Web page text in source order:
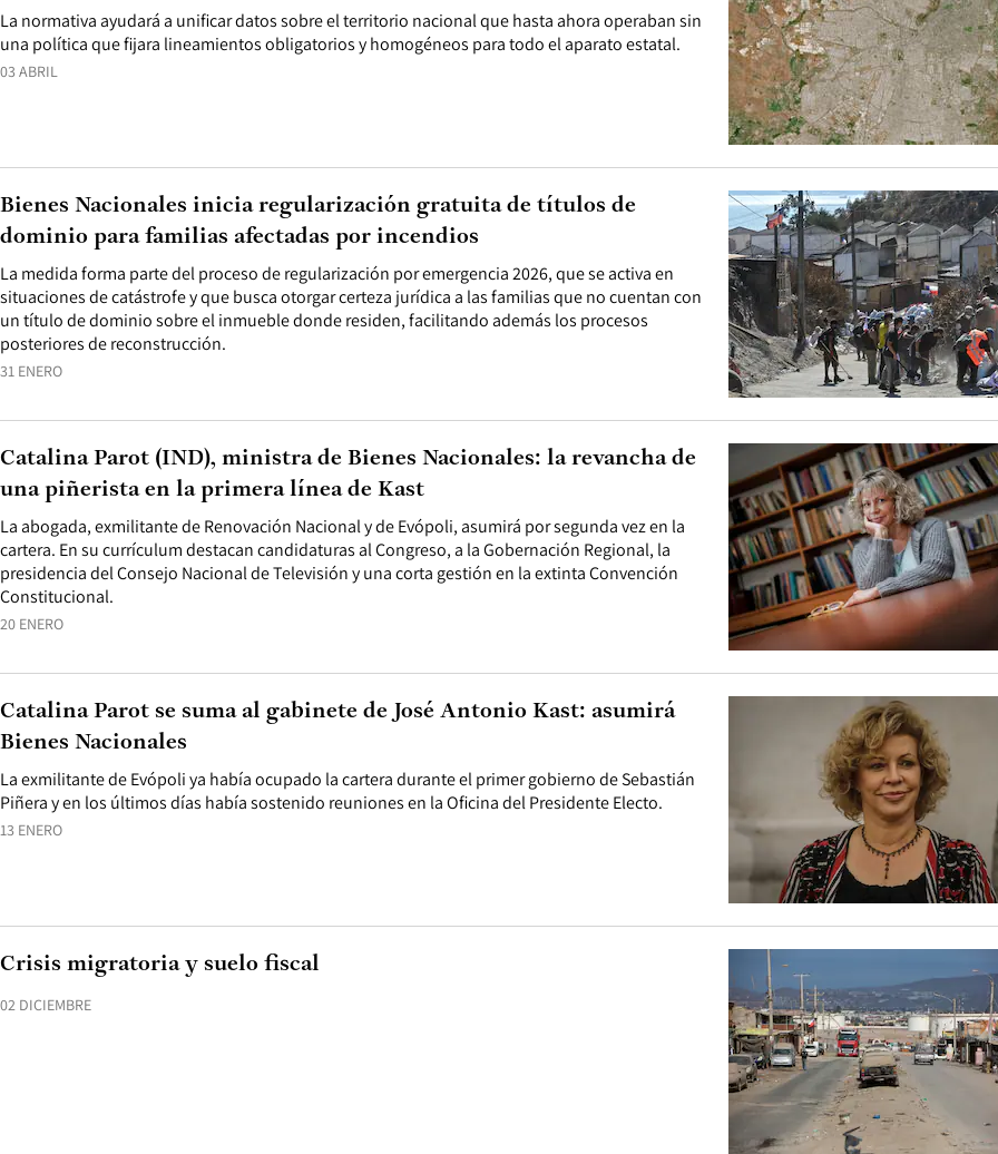
03 ABRIL
La normativa ayudará a unificar datos sobre el territorio nacional que hasta ahora operaban sin
una política que fijara lineamientos obligatorios y homogéneos para todo el aparato estatal.
31 ENERO
La medida forma parte del proceso de regularización por emergencia 2026, que se activa en
situaciones de catástrofe y que busca otorgar certeza jurídica a las familias que no cuentan con
un título de dominio sobre el inmueble donde residen, facilitando además los procesos
posteriores de reconstrucción.
Bienes Nacionales inicia regularización gratuita de títulos de
dominio para familias afectadas por incendios
20 ENERO
La abogada, exmilitante de Renovación Nacional y de Evópoli, asumirá por segunda vez en la
cartera. En su currículum destacan candidaturas al Congreso, a la Gobernación Regional, la
presidencia del Consejo Nacional de Televisión y una corta gestión en la extinta Convención
Constitucional.
Catalina Parot (IND), ministra de Bienes Nacionales: la revancha de
una piñerista en la primera línea de Kast
13 ENERO
La exmilitante de Evópoli ya había ocupado la cartera durante el primer gobierno de Sebastián
Piñera y en los últimos días había sostenido reuniones en la Oficina del Presidente Electo.
Catalina Parot se suma al gabinete de José Antonio Kast: asumirá
Bienes Nacionales
02 DICIEMBRE
Crisis migratoria y suelo fiscal